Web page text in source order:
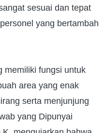
sesuai dan tepat
yang bertambah
memiliki fungsi untuk
area yang enak
serta menjunjung
yang Dipunyai